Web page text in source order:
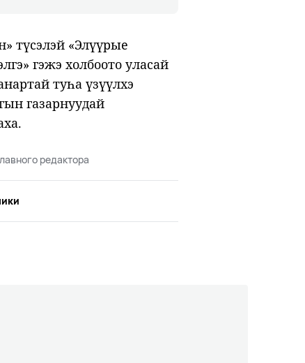
түсэлэй «Элүүрые
гэжэ холбоото уласай
туһа үзүүлхэ
газарнуудай
редактора